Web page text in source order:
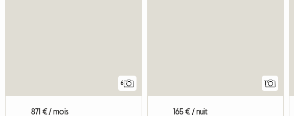
6
871 € / mois
1
165 € / nuit